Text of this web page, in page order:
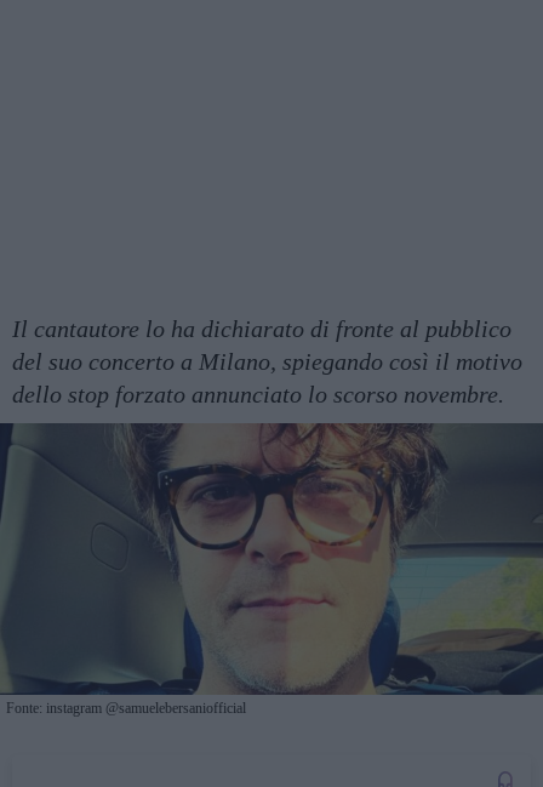
Il cantautore lo ha dichiarato di fronte al pubblico
del suo concerto a Milano, spiegando così il motivo
dello stop forzato annunciato lo scorso novembre.
Fonte: instagram @samuelebersaniofficial